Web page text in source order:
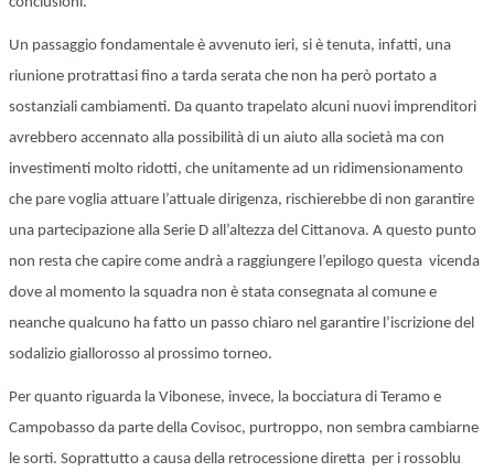
Un passaggio fondamentale è avvenuto ieri, si è tenuta, infatti, una
riunione protrattasi fino a tarda serata che non ha però portato a
sostanziali cambiamenti. Da quanto trapelato alcuni nuovi imprenditori
avrebbero accennato alla possibilità di un aiuto alla società ma con
investimenti molto ridotti, che unitamente ad un ridimensionamento
che pare voglia attuare l’attuale dirigenza, rischierebbe di non garantire
una partecipazione alla Serie D all’altezza del Cittanova. A questo punto
non resta che capire come andrà a raggiungere l’epilogo questa vicenda
dove al momento la squadra non è stata consegnata al comune e
neanche qualcuno ha fatto un passo chiaro nel garantire l’iscrizione del
sodalizio giallorosso al prossimo torneo.
Per quanto riguarda la Vibonese, invece, la bocciatura di Teramo e
Campobasso da parte della Covisoc, purtroppo, non sembra cambiarne
le sorti. Soprattutto a causa della retrocessione diretta per i rossoblu